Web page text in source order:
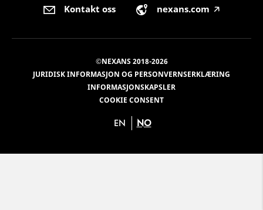
Kontakt oss nexans.com 🡥
©NEXANS 2018-2026
JURIDISK INFORMASJON OG PERSONVERNSERKLÆRING
INFORMASJONSKAPSLER
COOKIE CONSENT
EN NO